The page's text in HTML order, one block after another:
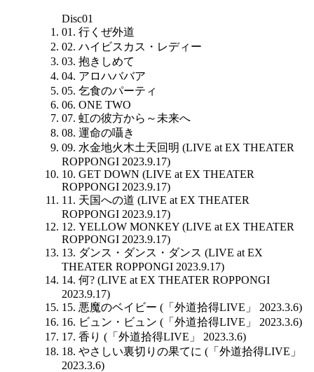
Disc01
01. 行くぜ外道
02. ハイビスカス・レディー
03. 抱きしめて
04. アロハババア
05. 乞食のパーティ
06. ONE TWO
07. 虹の彼方から～未来へ
08. 運命の囁き
09. 水金地火木土天回明 (LIVE at EX THEATER
ROPPONGI 2023.9.17)
10. GET DOWN (LIVE at EX THEATER
ROPPONGI 2023.9.17)
11. 天国への道 (LIVE at EX THEATER
ROPPONGI 2023.9.17)
12. YELLOW MONKEY (LIVE at EX THEATER
ROPPONGI 2023.9.17)
13. ダンス・ダンス・ダンス (LIVE at EX
THEATER ROPPONGI 2023.9.17)
14. 何? (LIVE at EX THEATER ROPPONGI
2023.9.17)
15. 悪魔のベイビー (「外道拾得LIVE」 2023.3.6)
16. ビュン・ビュン (「外道拾得LIVE」 2023.3.6)
17. 香り (「外道拾得LIVE」 2023.3.6)
18. やさしい裏切りの果てに (「外道拾得LIVE」
2023.3.6)